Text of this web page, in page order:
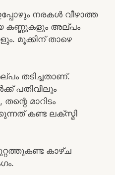
നരകൾ വീഴാത്ത
കണ്ണുകളും അല്പം
മൂക്കിന് താഴെ
തടിച്ചതാണ്.
പതിവിലും
മാറിടം
കണ്ട ലക്സ്മി
കാഴ്ച